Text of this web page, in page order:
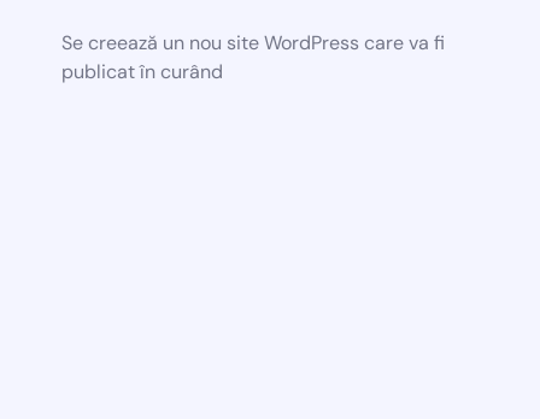
Se creează un nou site WordPress care va fi
publicat în curând